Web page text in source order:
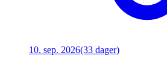
10. sep. 2026(33 dager)